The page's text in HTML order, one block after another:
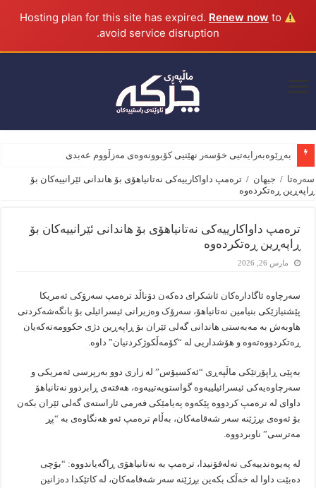
Renew now to
avoid service disruption.
بەڕێوەبەرایەتیی خۆسەر نهێنیی کۆبوونەوەی مەزڵووم عەبدی و وە
سەرەتا / جیهان / ترەمپ داواکارییەکی نەتانیاهۆی بۆ هاندانی ئێرانییەکان بۆ
ڕاپەڕین ڕەتکردەوە
ترەمپ داواکارییەکی نەتانیاهۆی بۆ هاندانی ئێرانییەکان بۆ
ڕاپەڕین ڕەتکردەوە
مارس 26, 2026
سەرچاوە ئاگادارەکان ئاشکرای دەکەن دۆناڵد ترەمپ سەرۆکی ئەمریکا
پێشنیازێکی بنیامین نەتانیاهۆ، سەرۆک وەزیرانی ئیسرائیلی بۆ بانگەشەکردنی
هاوبەش بە مەبەستی هاندانی گەلی ئێران بۆ ڕاپەڕین دژی حکوومەتەکەیان
ڕەتکردووەتەوە و هۆشداریی لە “کۆمەڵکوژکردنیان” داوە.
بەپێی ڕاپۆرتێکی ماڵپەڕی “ئەکسیۆس” لە زاری دوو بەرپرسی ئەمریکی و
سەرچاوەیەکی ئیسرائیلییەوە گواستویەتییەوە، هەفتەی ڕابردوو نەتانیاهۆ
داوای لە ترەمپ کردووە پێکەوە پەیامێکی فەرمی ئاراستەی گەلی ئێران بکەن
بۆ ئەوەی بڕژێنە سەر شەقامەکان، بەڵام ترەمپ ئەو هەنگاوەی بە “پڕ
مەترسی” ناوبردووە.
لە پەیوەندییەکی تەلەفۆنیدا، ترەمپ بە نەتانیاهۆی ڕاگەیاندووە: “بۆچی
دەبێت داوا لە خەڵک بکەین بڕژێنە سەر شەقامەکان، لە کاتێکدا دەزانین